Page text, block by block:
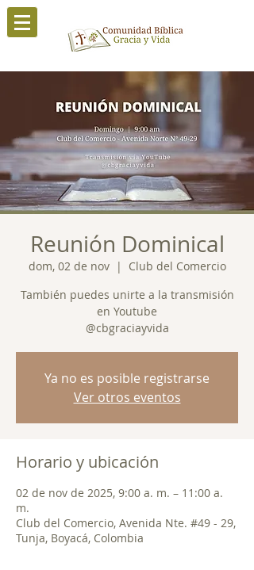
Reunión Dominical
dom, 02 de nov
  |
Club del Comercio
También puedes unirte a la transmisión
en Youtube
@cbgraciayvida
Ya no es posible registrarse
Ver otros eventos
Horario y ubicación
02 de nov de 2025, 9:00 a. m. – 11:00 a.
m.
Club del Comercio, Avenida Nte. #49 - 29,
Tunja, Boyacá, Colombia